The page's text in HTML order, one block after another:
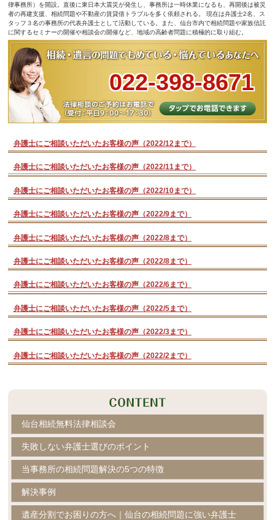
律事務所）を開設。直後に東日本大震災が発生し、事務所は一時休業になるも、再開後は被災
者の再建支援、相続問題や不動産の賃貸借トラブルを多く依頼される。 現在は弁護士2名、ス
タッフ３名の事務所の代表弁護士として活動している。また、仙台市内で相続問題や家族信託
に関するセミナーの開催や相談会の開催など、地域の高齢者問題に積極的に取り組む。
022-398-8671
弁護士にご相談いただいたお客様の声（2022/12まで）
弁護士にご相談いただいたお客様の声（2022/11まで）
弁護士にご相談いただいたお客様の声（2022/10まで）
弁護士にご相談いただいたお客様の声（2022/9まで）
弁護士にご相談いただいたお客様の声（2022/8まで）
弁護士にご相談いただいたお客様の声（2022/8まで）
弁護士にご相談いただいたお客様の声（2022/6まで）
弁護士にご相談いただいたお客様の声（2022/5まで）
弁護士にご相談いただいたお客様の声（2022/3まで）
弁護士にご相談いただいたお客様の声（2022/2まで）
仙台相続無料法律相談会
失敗しない弁護士選びのポイント
当事務所の相続問題解決の5つの特徴
解決事例
遺産分割でお困りの方へ｜仙台の相続問題に強い弁護士